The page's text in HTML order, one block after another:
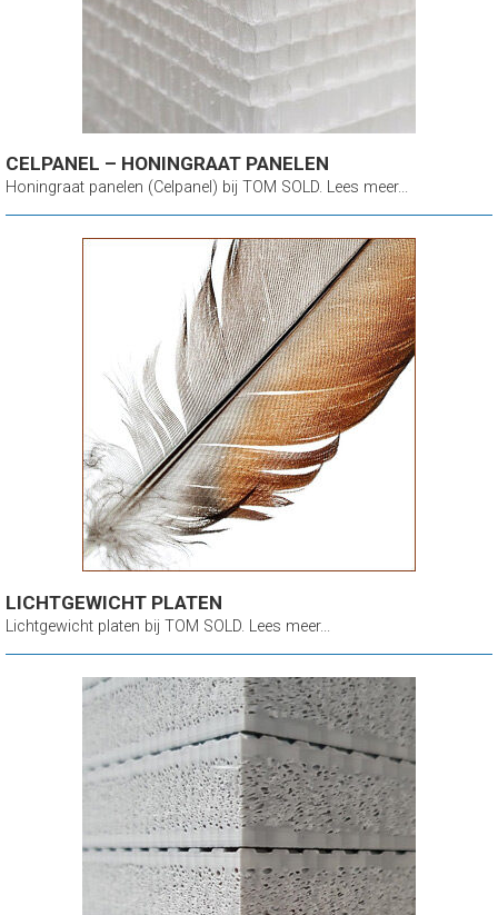
CELPANEL – HONINGRAAT PANELEN
Honingraat panelen (Celpanel) bij TOM SOLD. Lees meer...
LICHTGEWICHT PLATEN
Lichtgewicht platen bij TOM SOLD. Lees meer...